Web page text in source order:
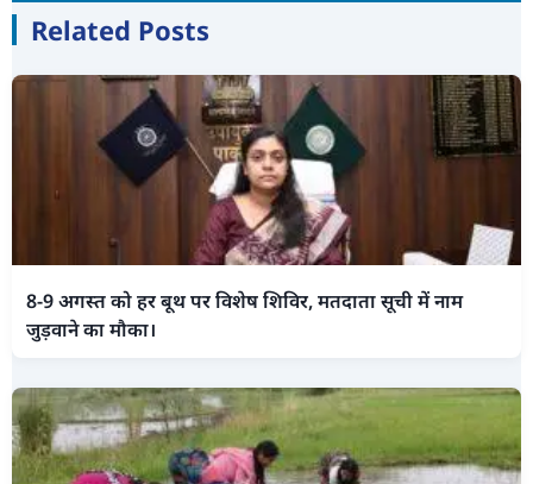
Related Posts
8-9 अगस्त को हर बूथ पर विशेष शिविर, मतदाता सूची में नाम
जुड़वाने का मौका।